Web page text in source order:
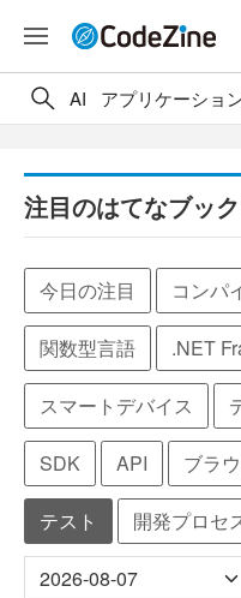
AI アプリケーショ
注目のはてなブッ
今日の注目 コンパ
関数型言語 .NET
スマートデバイス
SDK API ブラ
テスト 開発プロセ